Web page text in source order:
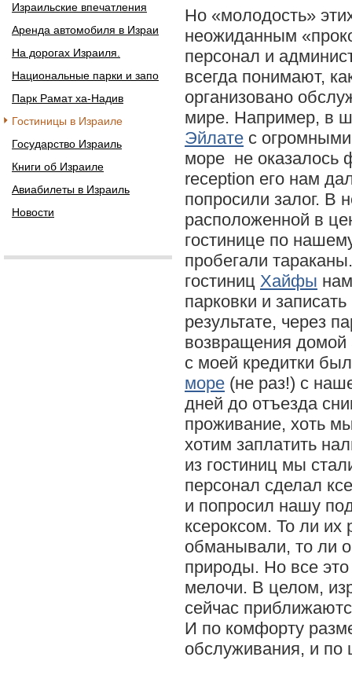
Израильские впечатления
Аренда автомобиля в Израи
На дорогах Израиля.
Национальные парки и запо
Парк Рамат ха-Надив
Гостиницы в Израиле
Государство Израиль
Книги об Израиле
Авиабилеты в Израиль
Новости
Но «молодость»
неожиданным
персонал и
всегда понимают,
организовано
мире. Например, в
Эйлате с
море не оказалось
reception его нам
попросили залог. В
расположенной в
гостинице по
пробегали
гостиниц Хайфы
парковки и
результате, через
возвращения домой
с моей кредитки
море (не раз!) с
дней до отъезда
проживание, хоть
хотим заплатить
из гостиниц мы
персонал сделал
и попросил нашу
ксероксом. То ли их
обманывали, то ли
природы. Но все
мелочи. В целом,
сейчас
И по комфорту
обслуживания, и по